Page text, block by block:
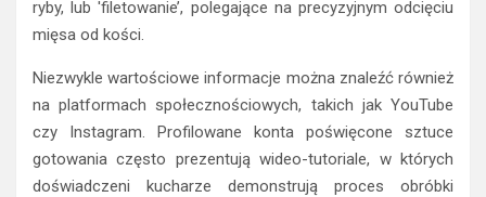
ryby, lub 'filetowanie’, polegające na precyzyjnym odcięciu
mięsa od kości.
Niezwykle wartościowe informacje można znaleźć również
na platformach społecznościowych, takich jak YouTube
czy Instagram. Profilowane konta poświęcone sztuce
gotowania często prezentują wideo-tutoriale, w których
doświadczeni kucharze demonstrują proces obróbki